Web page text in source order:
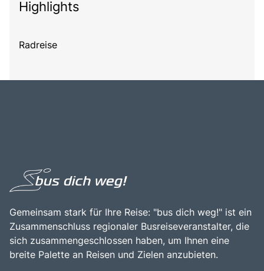
Highlights
Radreise
Gemeinsam stark für Ihre Reise: "bus dich weg!" ist ein
Zusammenschluss regionaler Busreiseveranstalter, die
sich zusammengeschlossen haben, um Ihnen eine
breite Palette an Reisen und Zielen anzubieten.